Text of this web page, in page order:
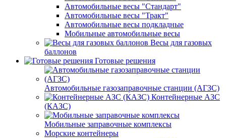
Автомобильные весы "Стандарт"
Автомобильные весы "Тракт"
Автомобильные весы подкладные
Мобильные автомобильные весы
Весы для газовых
баллонов
Готовые решения
Автомобильные газозаправочные станции (АГЗС)
Контейнерные АЗС
(КАЗС)
Мобильные заправочные комплексы
Морские контейнеры